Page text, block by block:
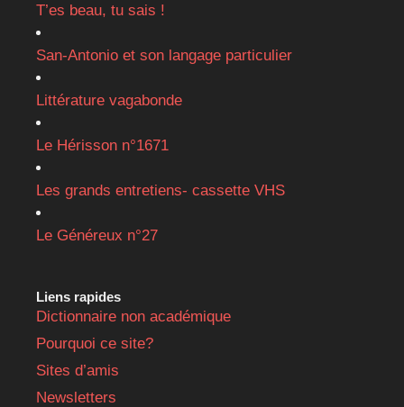
T’es beau, tu sais !
San-Antonio et son langage particulier
Littérature vagabonde
Le Hérisson n°1671
Les grands entretiens- cassette VHS
Le Généreux n°27
Liens rapides
Dictionnaire non académique
Pourquoi ce site?
Sites d’amis
Newsletters